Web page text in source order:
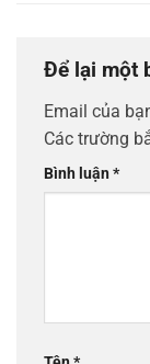
Để lại một
Email của
Các trường
Bình luận*